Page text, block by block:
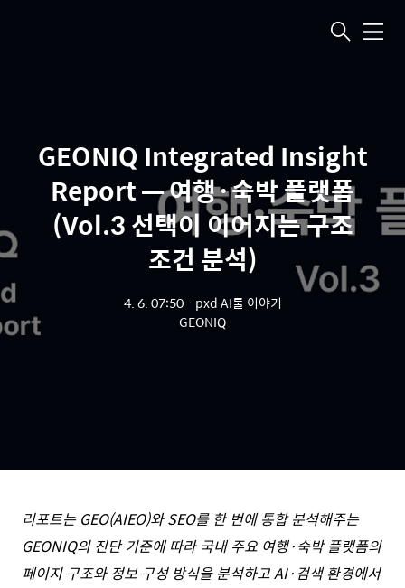
메뉴
GEONIQ Integrated Insight
Report — 여행·숙박 플랫폼
(Vol.3 선택이 이어지는 구조
조건 분석)
4. 6. 07:50ㆍ pxd AI툴 이야기
GEONIQ
리포트는 GEO(AIEO)와 SEO를 한 번에 통합 분석해주는
GEONIQ의 진단 기준에 따라 국내 주요 여행·숙박 플랫폼의
페이지 구조와 정보 구성 방식을 분석하고 AI·검색 환경에서